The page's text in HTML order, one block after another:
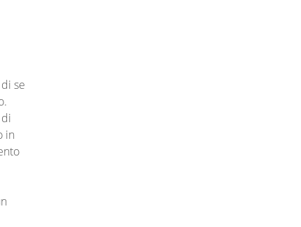
se
in